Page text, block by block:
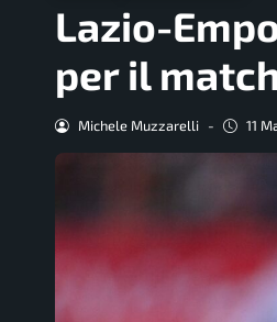
Lazio-
per il
Michele Muzzarelli - 11